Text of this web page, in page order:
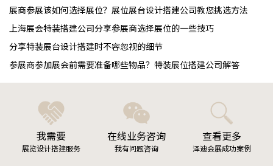
展商参展该如何选择展位？展位展台设计搭建公司教您挑选方法
上海展会特装搭建公司分享参展商选择展位的一些技巧
分享特装展台设计搭建时不容忽视的细节
参展商参加展会前需要准备哪些物品？特装展位搭建公司解答
我需要
展览设计搭建服务
在线业务咨询
我有问题咨询
查看更多
泽迪会展成功案例